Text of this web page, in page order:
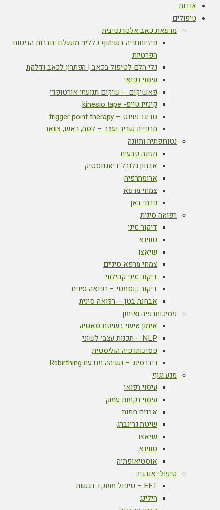
אודות
טיפולים
מרפאת כאב אלטרנטיבית
פיזיותרפיה בשיתוף כללית מושלם וחברות הביטוח
הפרטיות
גלי הלם לטיפול בכאב | הפתרון לכאב ודלקת
עיסוי רפואי
פאשיקום – שיקום תנועתי אורטופדי
קינזיו טייפ- kinesio tape
טריגר פוינט – trigger point therapy
תרפיית שריר ועצב – לסת, ראש, צוואר
נטורופתיה ותזונה
תזונה טבעית
אבחון גלובל דיאגנוסטיק
ארומתרפיה
צמחי מרפא
פרחי באך
רפואה סינית
דיקור סיני
טווינא
שיאצו
צמחי מרפא סיניים
דיקור סיני קהילתי
דיקור קוסמטי – רפואה סינית
אבחנת בטן – רפואה סינית
פסיכותרפיה ואימון
אימון אישי בשיטת סאטיה
NLP – תכנות עצבי לשוני
פסיכותרפיה הוליסטית
ריברסינג – נשימה מודעת Rebirthing
מגע וגוף
עיסוי רפואי
עיסוי רקמות עמוק
אבנים חמות
שיטת גרינברג
שיאצו
טווינא
אוסטיאופתיה
טיפולי אנרגיה
EFT – טיפול ממוקד רגשות
הילינג